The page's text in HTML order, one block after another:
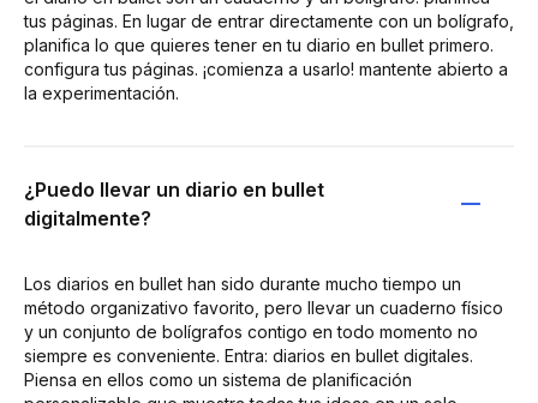
tus páginas. En lugar de entrar directamente con un bolígrafo,
planifica lo que quieres tener en tu diario en bullet primero.
configura tus páginas. ¡comienza a usarlo! mantente abierto a
la experimentación.
¿Puedo llevar un diario en bullet
digitalmente?
Los diarios en bullet han sido durante mucho tiempo un
método organizativo favorito, pero llevar un cuaderno físico
y un conjunto de bolígrafos contigo en todo momento no
siempre es conveniente. Entra: diarios en bullet digitales.
Piensa en ellos como un sistema de planificación